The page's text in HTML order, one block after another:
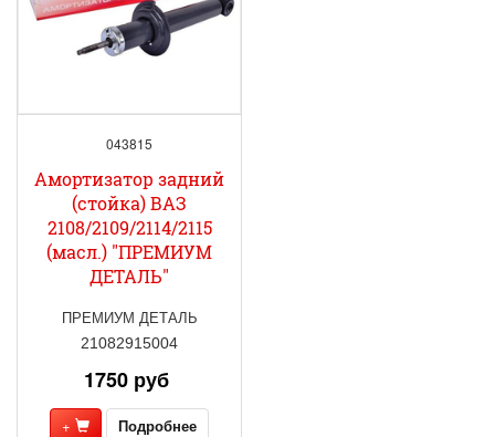
043815
Амортизатор задний
(стойка) ВАЗ
2108/2109/2114/2115
(масл.) "ПРЕМИУМ
ДЕТАЛЬ"
ПРЕМИУМ ДЕТАЛЬ
21082915004
1750 руб
+ Подробнее